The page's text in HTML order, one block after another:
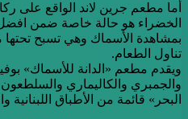
أما مطعم جرين لاند الواقع على
الخضراء هو حالة خاصة ضمن
بمشاهدة الأسماك وهي تسبح تحتها
تناول الطعام.
ويقدم مطعم «الدانة للأسماك»
والجمبري والكاليماري
البحر» قائمة من الأطباق اللبنانية